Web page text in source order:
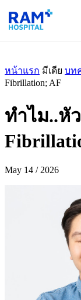
หน้าแรก มีเดีย บท
Fibrillation; AF
ทำไม..หั
May 14 / 2026